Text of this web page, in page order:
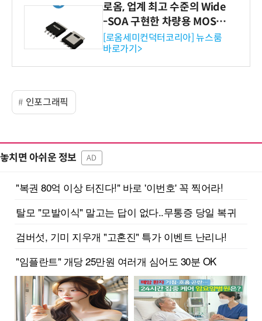
로옴, 업계 최고 수준의 Wide
-SOA 구현한 차량용 MOSF
ET 개발
[로옴세미컨덕터코리아] 뉴스룸
바로가기>
인포그래픽
놓치면 아쉬운 정보 AD